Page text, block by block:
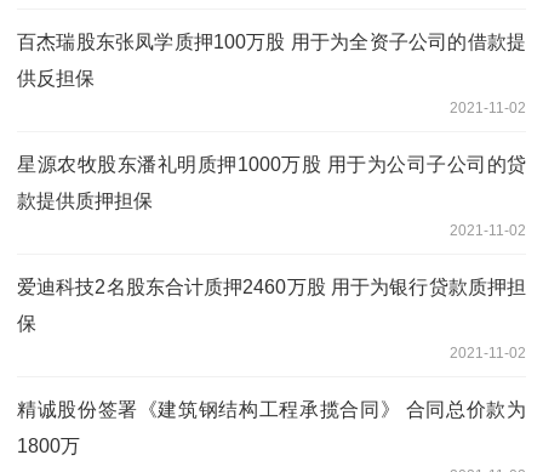
百杰瑞股东张凤学质押100万股 用于为全资子公司的借款提
供反担保
2021-11-02
星源农牧股东潘礼明质押1000万股 用于为公司子公司的贷
款提供质押担保
2021-11-02
爱迪科技2名股东合计质押2460万股 用于为银行贷款质押担
保
2021-11-02
精诚股份签署《建筑钢结构工程承揽合同》 合同总价款为
1800万